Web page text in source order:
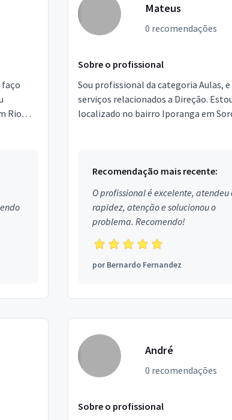
faço
Rio
Mateus
0 recomendações
Sobre o profissional
Sou profissional da categoria Aulas,
serviços relacionados a Direção.
localizado no bairro Iporanga em
Recomendação mais recente:
O profissional é excelente, atendeu
rapidez, atenção e solucionou o
problema. Recomendo!
porBernardo Fernandez
André
0 recomendações
Sobre o profissional